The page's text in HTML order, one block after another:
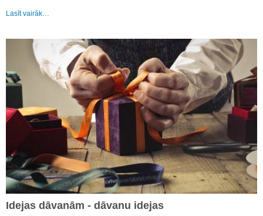
Lasīt vairāk…
Idejas dāvanām - dāvanu idejas